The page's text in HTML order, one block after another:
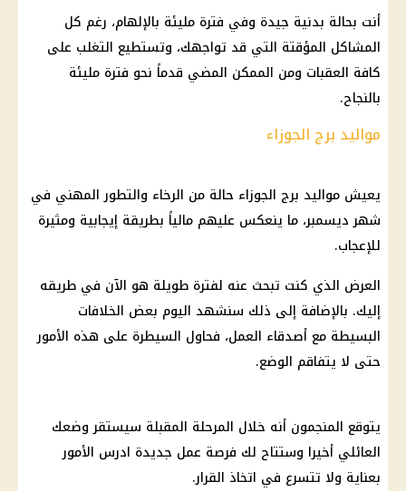
أنت بحالة بدنية جيدة وفي فترة مليئة بالإلهام، رغم كل
المشاكل المؤقتة التي قد تواجهك، وتستطيع التغلب على
كافة العقبات ومن الممكن المضي قدماً نحو فترة مليئة
بالنجاح.
مواليد برج الجوزاء
يعيش مواليد برج الجوزاء حالة من الرخاء والتطور المهني في
شهر ديسمبر، ما ينعكس عليهم مالياً بطريقة إيجابية ومثيرة
للإعجاب.
العرض الذي كنت تبحث عنه لفترة طويلة هو الآن في طريقه
إليك. بالإضافة إلى ذلك سنشهد اليوم بعض الخلافات
البسيطة مع أصدقاء العمل، فحاول السيطرة على هذه الأمور
حتى لا يتفاقم الوضع.
يتوقع المنجمون أنه خلال المرحلة المقبلة سيستقر وضعك
العائلي أخيرا وستتاح لك فرصة عمل جديدة ادرس الأمور
بعناية ولا تتسرع في اتخاذ القرار.